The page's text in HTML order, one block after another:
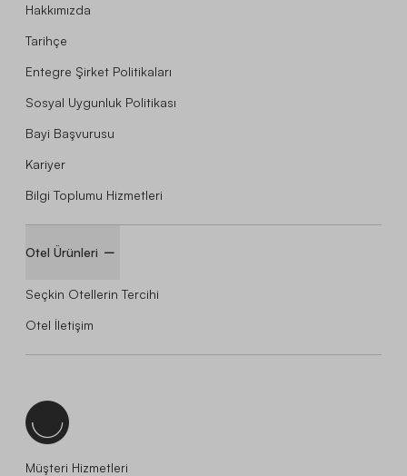
Hakkımızda
Tarihçe
Entegre Şirket Politikaları
Sosyal Uygunluk Politikası
Bayi Başvurusu
Kariyer
Bilgi Toplumu Hizmetleri
Otel Ürünleri
Seçkin Otellerin Tercihi
Otel İletişim
Müşteri Hizmetleri